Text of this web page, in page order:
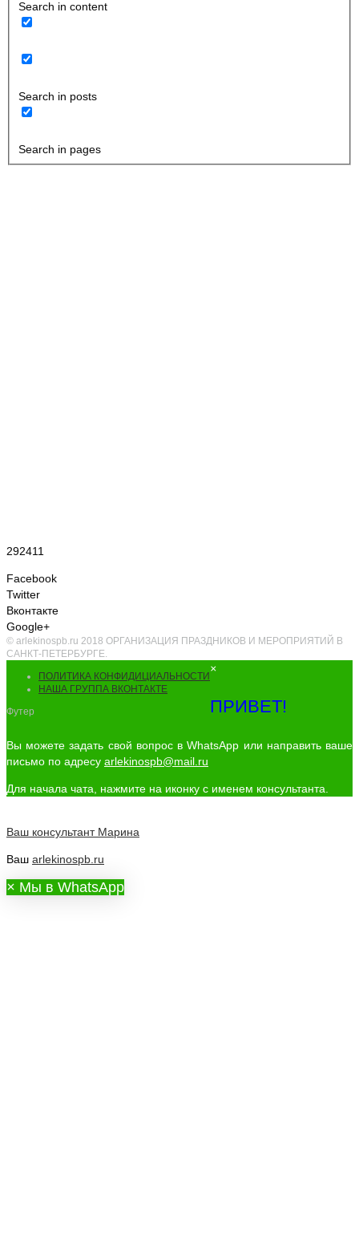
Search in content
Search in posts
Search in pages
292411
Facebook
Twitter
Вконтакте
Google+
© arlekinospb.ru 2018 ОРГАНИЗАЦИЯ ПРАЗДНИКОВ И МЕРОПРИЯТИЙ В
САНКТ-ПЕТЕРБУРГЕ.
ПОЛИТИКА КОНФИДИЦИАЛЬНОСТИ
НАША ГРУППА ВКОНТАКТЕ
Футер
×
ПРИВЕТ!
Вы можете задать свой вопрос в WhatsApp или направить ваше
письмо по адресу arlekinospb@mail.ru
Для начала чата, нажмите на иконку с именем консультанта.
Ваш консультант Марина
Ваш arlekinospb.ru
× Мы в WhatsApp